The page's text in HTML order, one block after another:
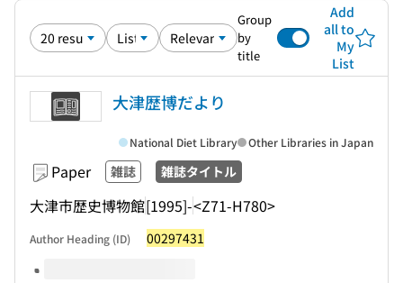
Group
by
title
Add
all to
My
List
大津歴博だより
Paper 雑誌 雑誌タイトル
大津市歴史博物館[1995]-<Z71-H780>
National Diet Library Other Libraries in Japan
Author Heading (ID) 00297431
Volumes of this title